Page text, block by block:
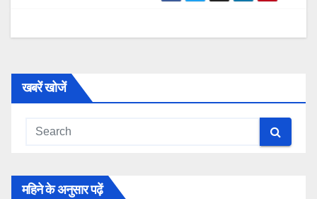
खबरें खोजें
महिने के अनुसार पढ़ें